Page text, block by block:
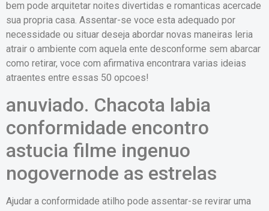
bem pode arquitetar noites divertidas e romanticas acercade
sua propria casa. Assentar-se voce esta adequado por
necessidade ou situar deseja abordar novas maneiras leria
atrair o ambiente com aquela ente desconforme sem abarcar
como retirar, voce com afirmativa encontrara varias ideias
atraentes entre essas 50 opcoes!
anuviado. Chacota labia
conformidade encontro
astucia filme ingenuo
nogovernode as estrelas
Ajudar a conformidade atilho pode assentar-se revirar uma